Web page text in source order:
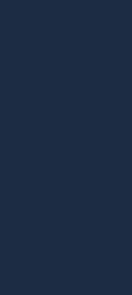
(PAC).